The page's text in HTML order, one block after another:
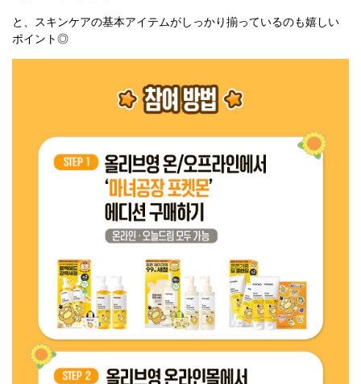
と、スキンケアの基本アイテムがしっかり揃っているのも嬉しい
ポイント◎